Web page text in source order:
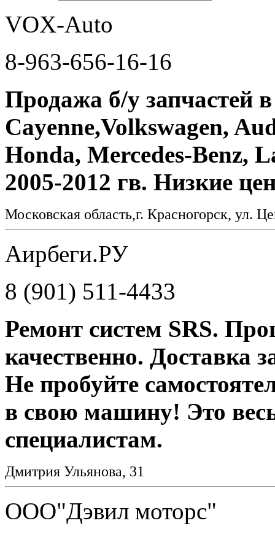
VOX-Auto
8-963-656-16-16
Продажа б/у запчастей
Cayenne,Volkswagen,
Honda, Mercedes-Benz,
2005-2012 гв. Низкие
Московская область,г. Красногорск, ул.
Аирбеги.РУ
8 (901) 511-4433
Ремонт систем SRS.
качественно. Доставка
Не пробуйте
в свою машину! Это
специалистам.
Дмитрия Ульянова, 31
ООО"Дэвил моторс"